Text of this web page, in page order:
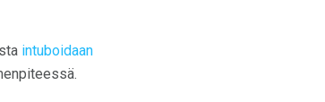
intuboidaan